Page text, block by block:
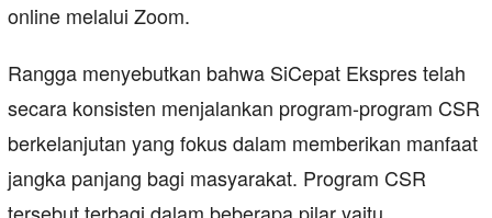
online melalui Zoom.
Rangga menyebutkan bahwa SiCepat Ekspres telah
secara konsisten menjalankan program-program CSR
berkelanjutan yang fokus dalam memberikan manfaat
jangka panjang bagi masyarakat. Program CSR